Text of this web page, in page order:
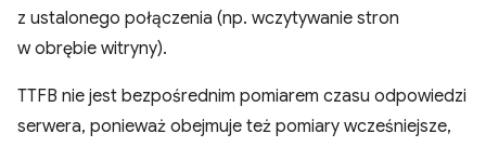
z ustalonego połączenia (np. wczytywanie stron
w obrębie witryny).
TTFB nie jest bezpośrednim pomiarem czasu odpowiedzi
serwera, ponieważ obejmuje też pomiary wcześniejsze,